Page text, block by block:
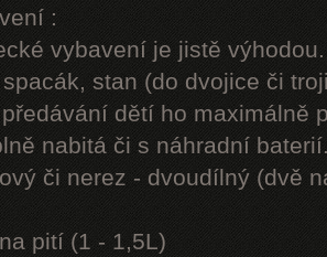
:
vybavení je jistě výhodou.
stan (do dvojice či
dětí ho maximálně
nabitá či s náhradní
či nerez - dvoudílný (dvě
pití (1 - 1,5L)